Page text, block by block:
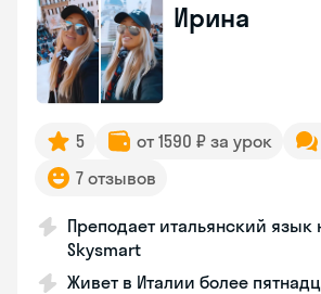
Ирина
5 от 1590 ₽ за урок
7 отзывов
Преподает итальянский язык
Skysmart
Живет в Италии более